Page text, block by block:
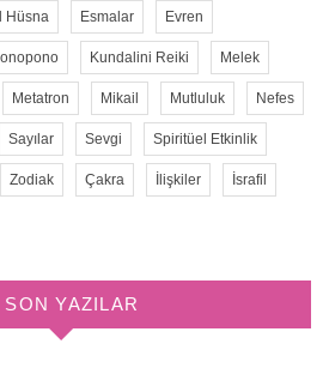
Hüsna Esmalar Evren
Kundalini Reiki Melek
Metatron Mikail Mutluluk Nefes
Sayılar Sevgi Spiritüel Etkinlik
Zodiak Çakra İlişkiler İsrafil
SON YAZILAR